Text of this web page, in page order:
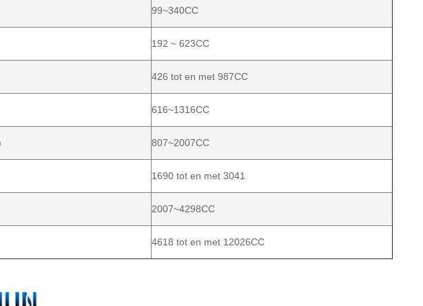
99~340CC
192 ~ 623CC
426 tot en met 987CC
616~1316CC
807~2007CC
1690 tot en met 3041
2007~4298CC
4618 tot en met 12026CC